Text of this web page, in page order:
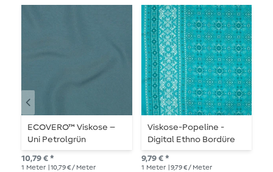
ECOVERO™ Viskose –
Uni Petrolgrün
10,79 € *
1 Meter | 10,79 € / Meter
Viskose-Popeline -
Digital Ethno Bordüre
Türkis
9,79 € *
1 Meter | 9,79 € / Meter